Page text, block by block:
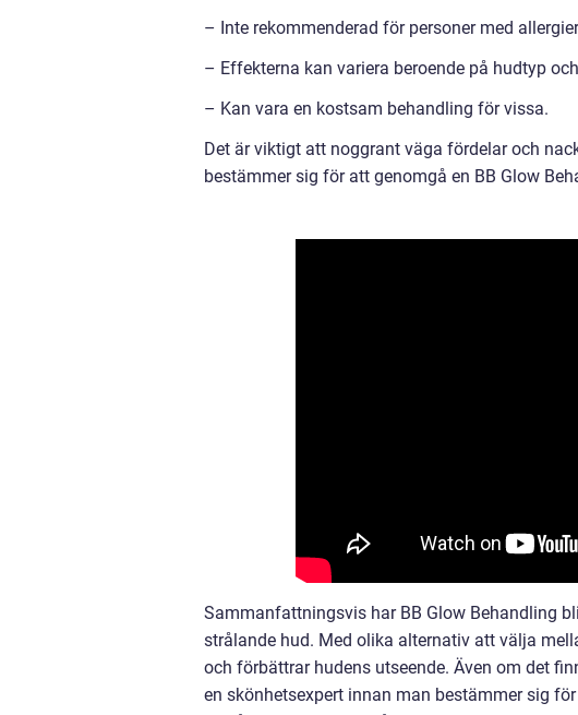
– Inte rekommenderad för personer med
– Effekterna kan variera beroende på hudtyp
– Kan vara en kostsam behandling för vissa.
Det är viktigt att noggrant väga fördelar och
bestämmer sig för att genomgå en BB Glow
Sammanfattningsvis har BB Glow Behandling
strålande hud. Med olika alternativ att välja
och förbättrar hudens utseende. Även om det
en skönhetsexpert innan man bestämmer sig